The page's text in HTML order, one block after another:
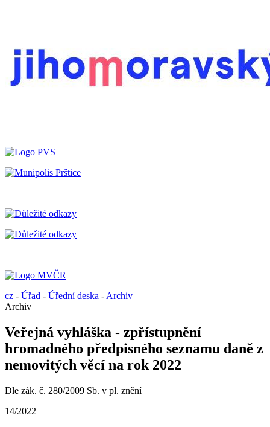
cz - Úřad - Úřední deska - Archiv
Archiv
Veřejná vyhláška - zpřístupnění
hromadného předpisného seznamu daně z
nemovitých věcí na rok 2022
Dle zák. č. 280/2009 Sb. v pl. znění
14/2022